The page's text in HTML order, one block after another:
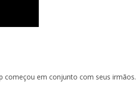
começou em conjunto com seus irmãos.